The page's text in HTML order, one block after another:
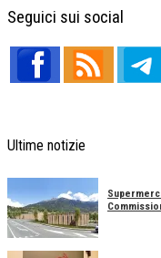
Seguici sui social
Ultime notizie